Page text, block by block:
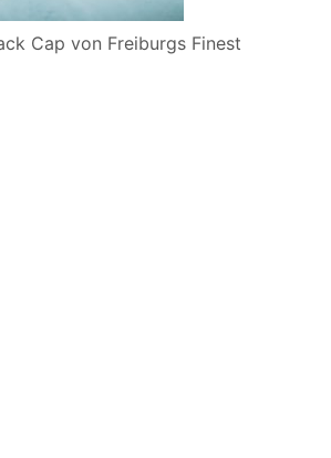
Cap von Freiburgs Finest